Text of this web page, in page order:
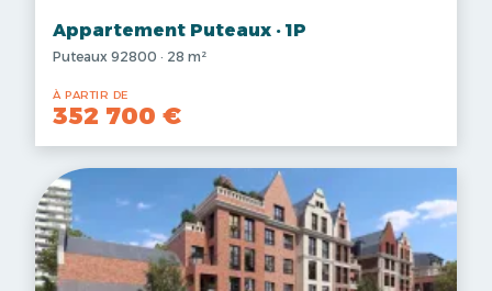
Appartement Puteaux · 1P
Puteaux 92800 · 28 m²
À PARTIR DE
352 700 €